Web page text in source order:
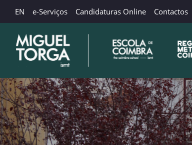
EN e-Serviços Candidaturas Online Contactos